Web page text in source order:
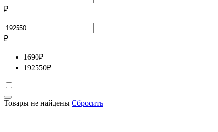
₽
–
₽
1690₽
192550₽
Товары не найдены Сбросить